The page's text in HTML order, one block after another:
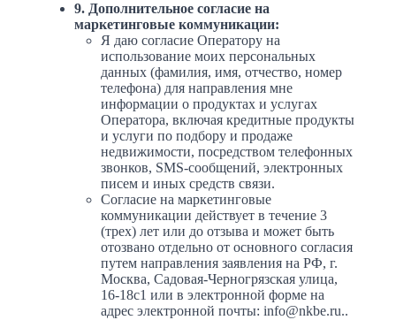
9. Дополнительное согласие на
маркетинговые коммуникации:
Я даю согласие Оператору на
использование моих персональных
данных (фамилия, имя, отчество, номер
телефона) для направления мне
информации о продуктах и услугах
Оператора, включая кредитные продукты
и услуги по подбору и продаже
недвижимости, посредством телефонных
звонков, SMS-сообщений, электронных
писем и иных средств связи.
Согласие на маркетинговые
коммуникации действует в течение 3
(трех) лет или до отзыва и может быть
отозвано отдельно от основного согласия
путем направления заявления на РФ, г.
Москва, Садовая-Черногрязская улица,
16-18с1 или в электронной форме на
адрес электронной почты: info@nkbe.ru..